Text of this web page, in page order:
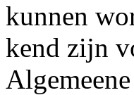
kunnen
kend zijn